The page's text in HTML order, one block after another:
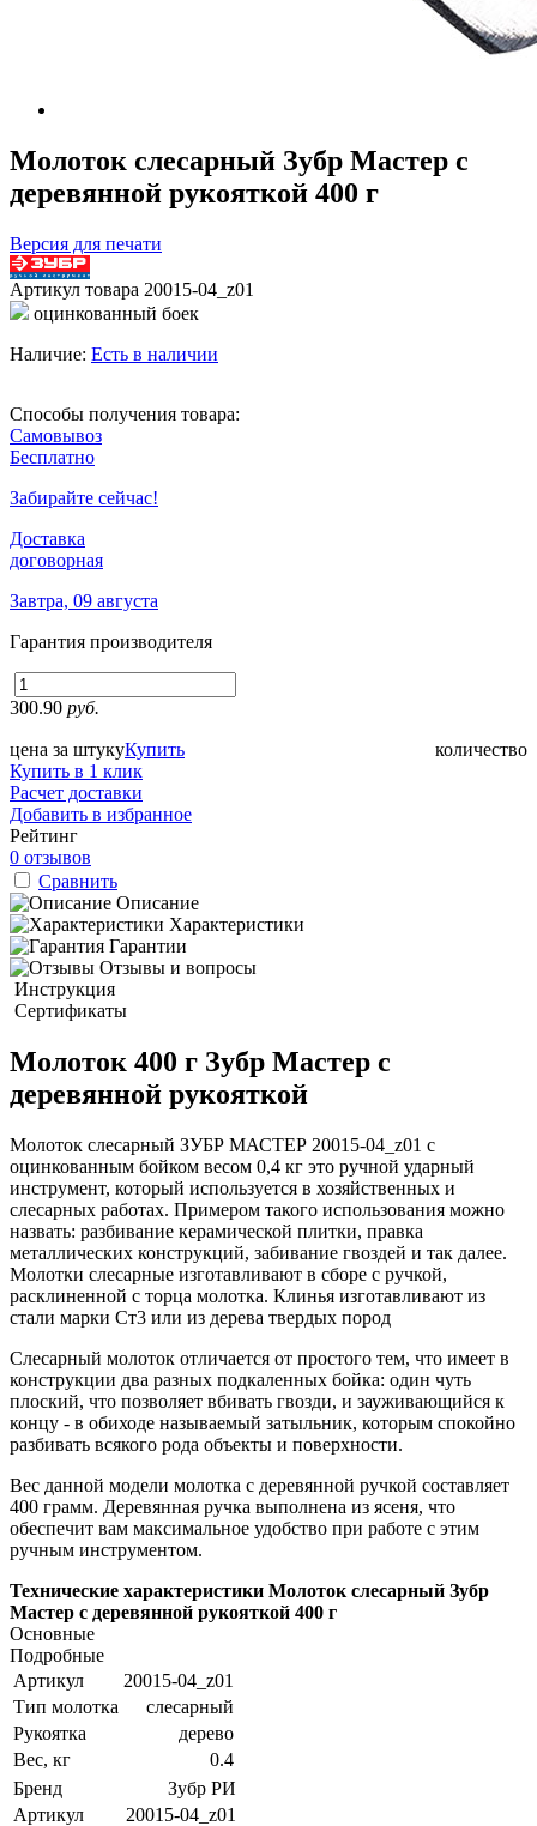
Молоток слесарный Зубр Мастер с
деревянной рукояткой 400 г
Версия для печати
Артикул товара 20015-04_z01
оцинкованный боек
Наличие: Есть в наличии
Способы получения товара:
Самовывоз
Бесплатно
Забирайте сейчас!
Доставка
договорная
Завтра, 09 августа
Гарантия производителя
300.90 руб.
цена за штуку количество
Купить
Купить в 1 клик
Расчет доставки
Добавить в избранное
Рейтинг
0 отзывов
Сравнить
Описание
Характеристики
Гарантии
Отзывы и вопросы
Инструкция
Сертификаты
Молоток 400 г Зубр Мастер с
деревянной рукояткой
Молоток слесарный ЗУБР МАСТЕР 20015-04_z01 с
оцинкованным бойком весом 0,4 кг это ручной ударный
инструмент, который используется в хозяйственных и
слесарных работах. Примером такого использования можно
назвать: разбивание керамической плитки, правка
металлических конструкций, забивание гвоздей и так далее.
Молотки слесарные изготавливают в сборе с ручкой,
расклиненной с торца молотка. Клинья изготавливают из
стали марки Ст3 или из дерева твердых пород
Слесарный молоток отличается от простого тем, что имеет в
конструкции два разных подкаленных бойка: один чуть
плоский, что позволяет вбивать гвозди, и зауживающийся к
концу - в обиходе называемый затыльник, которым спокойно
разбивать всякого рода объекты и поверхности.
Вес данной модели молотка с деревянной ручкой составляет
400 грамм. Деревянная ручка выполнена из ясеня, что
обеспечит вам максимальное удобство при работе с этим
ручным инструментом.
Технические характеристики Молоток слесарный Зубр
Мастер с деревянной рукояткой 400 г
Основные
Подробные
Артикул
20015-04_z01
Тип молотка
слесарный
Рукоятка
дерево
Вес, кг
0.4
Бренд
Зубр РИ
Артикул
20015-04_z01